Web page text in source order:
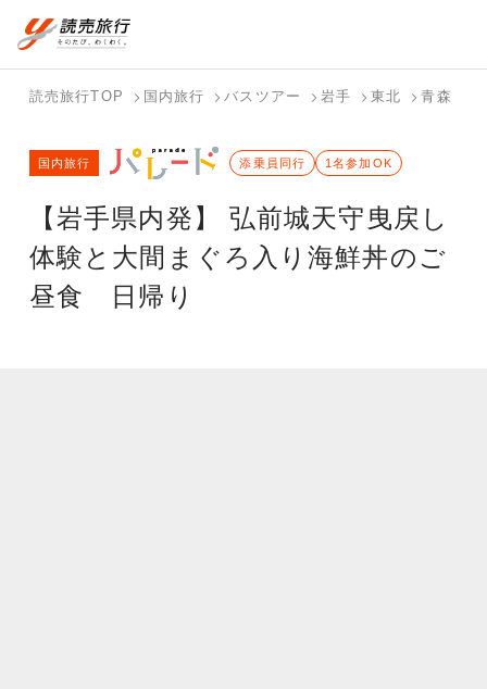
国内旅行トップ
バスツアー
を探す
個人旅行
（ブーケ）を探す
ら探す
テーマから写真から探
海外旅行トップ
海外特集か
ら探す
テーマから
探す
す
読売旅行TOP 国内旅行 バスツアー 岩手 東北 青森
【岩手県内発】 弘前城天守曳戻し
体験と大間まぐろ入り海鮮丼のご
昼食 日帰り
国内旅行 添乗員同行 1名参加OK